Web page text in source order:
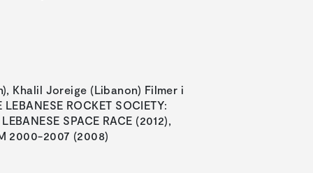
Khalil Joreige (Libanon) Filmer i
ROCKET SOCIETY:
SPACE RACE (2012),
2000-2007 (2008)